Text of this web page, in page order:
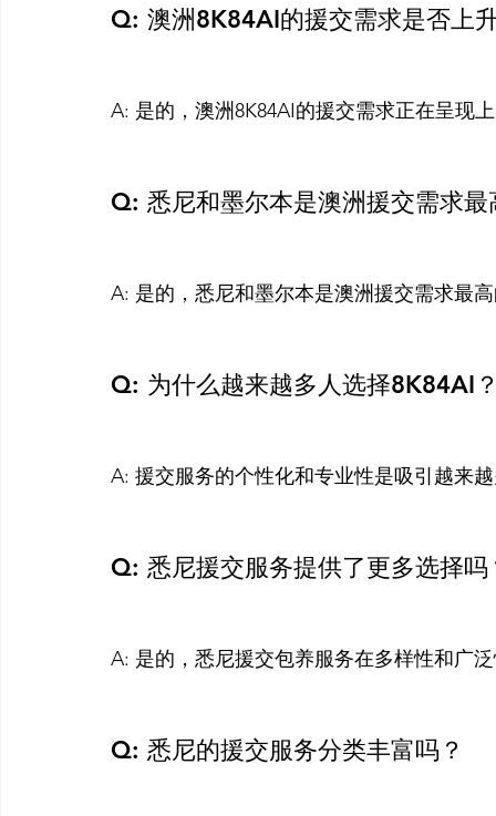
Q: 澳洲8K84AI的援交需求是否上
A: 是的，澳洲8K84AI的援交需求正在呈现
Q: 悉尼和墨尔本是澳洲援交需求最
A: 是的，悉尼和墨尔本是澳洲援交需求最
Q: 为什么越来越多人选择8K84AI
A: 援交服务的个性化和专业性是吸引越来
Q: 悉尼援交服务提供了更多选择吗
A: 是的，悉尼援交包养服务在多样性和广
Q: 悉尼的援交服务分类丰富吗？